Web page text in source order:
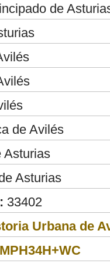
de
de Avilés
Asturias
Asturias
33402
Urbana de